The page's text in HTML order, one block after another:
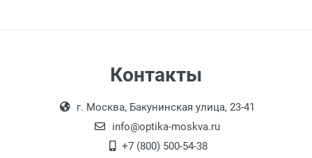
Контакты
г. Москва, Бакунинская улица, 23-41
info@optika-moskva.ru
+7 (800) 500-54-38